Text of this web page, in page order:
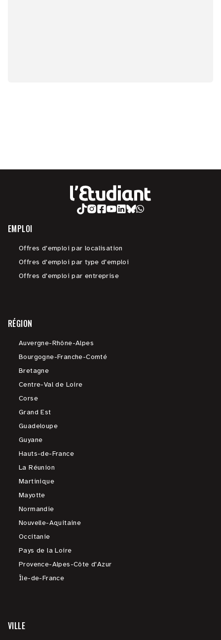
EMPLOI
Offres d'emploi par localisation
Offres d'emploi par type d'emploi
Offres d'emploi par entreprise
RÉGION
Auvergne-Rhône-Alpes
Bourgogne-Franche-Comté
Bretagne
Centre-Val de Loire
Corse
Grand Est
Guadeloupe
Guyane
Hauts-de-France
La Réunion
Martinique
Mayotte
Normandie
Nouvelle-Aquitaine
Occitanie
Pays de la Loire
Provence-Alpes-Côte d'Azur
Île-de-France
VILLE